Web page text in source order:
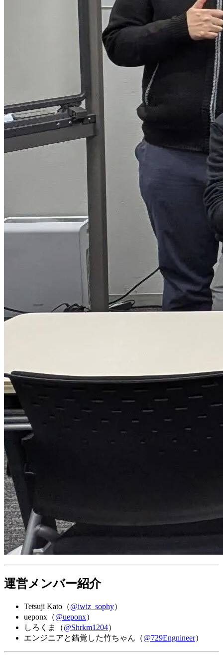
運営メンバー紹介
Tetsuji Kato（@iwiz_sophy）
ueponx（@ueponx）
しろくま（@Shrkm1204）
エンジニアと錯覚した竹ちゃん（@729Engnineer）